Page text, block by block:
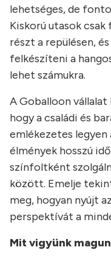
lehetséges, de
Kiskorú utasok
részt a repülésen,
felkészíteni a
lehet számukra.
A Goballoon
hogy a családi és
emlékezetes legyen
élmények hosszú
színfoltként
között. Emelje
meg, hogyan nyújt
perspektívát a
Mit vigyünk